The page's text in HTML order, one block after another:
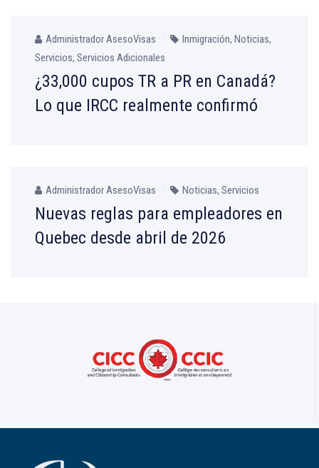
Administrador AsesoVisas Inmigración, Noticias,
Servicios, Servicios Adicionales
¿33,000 cupos TR a PR en Canadá?
Lo que IRCC realmente confirmó
Administrador AsesoVisas Noticias, Servicios
Nuevas reglas para empleadores en
Quebec desde abril de 2026